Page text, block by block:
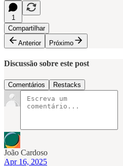
1
Compartilhar
Anterior
Próximo
Discussão sobre este post
Comentários Restacks
João Cardoso
Apr 16, 2025